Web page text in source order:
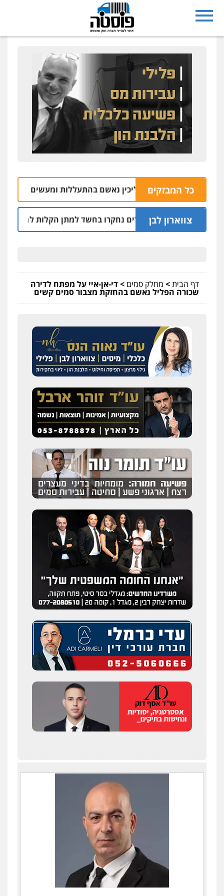
כל המבזקים
משק במושב אליכין נאשם בהתעללות ומעשים מגונים בשתי
צווארון לבן
שלושה שוטרים נחקרו בחשד למתן הקלות למועדון בבעלות
דף הבית> מחלק סמים >די-אן-איי על מפתח לדירה
שכורה הפליל נאשם בהחזקת מצבור סמים קשים
עו"ד אלון קריטי
פלילי כלכלי אלימות סמים מעצרים
0525544654
שני אלגרבלי – משרד עורכי דין
פלילי עורכי דין לענייני אסירים תעבורה
עו"ד רונן בנדל
משפט פלילי פשיעה חמורה פלילי
0524282442
מנשה, אלמוג – עורכי דין
פלילי עבירות תנועה צווארון לבן תעבורה
עורכי דין לענייני אסירים מעצרים וחקירות
0546470989
ויקי שמואל – משרד עו"ד
פלילי משפט פלילי
עו"ד זוהר ארבל
פלילי פשיעה חמורה מעצרים וחקירות
קטינים
עו"ד אסף דוק
פלילי עבירות מין סמים והימורים
חמורה חקירות ומעצרים צווארון לבן והונאה
0526885006
משפט פלילי פשיעה חמורה מעצרים
0544218336
עו"ד שגיא אקו
מעצרים וחקירות
עורכי דין לענייני אסירים
0525279829
אלי אונגר משרד עו"ד
פשיעה חמורה מעצרים